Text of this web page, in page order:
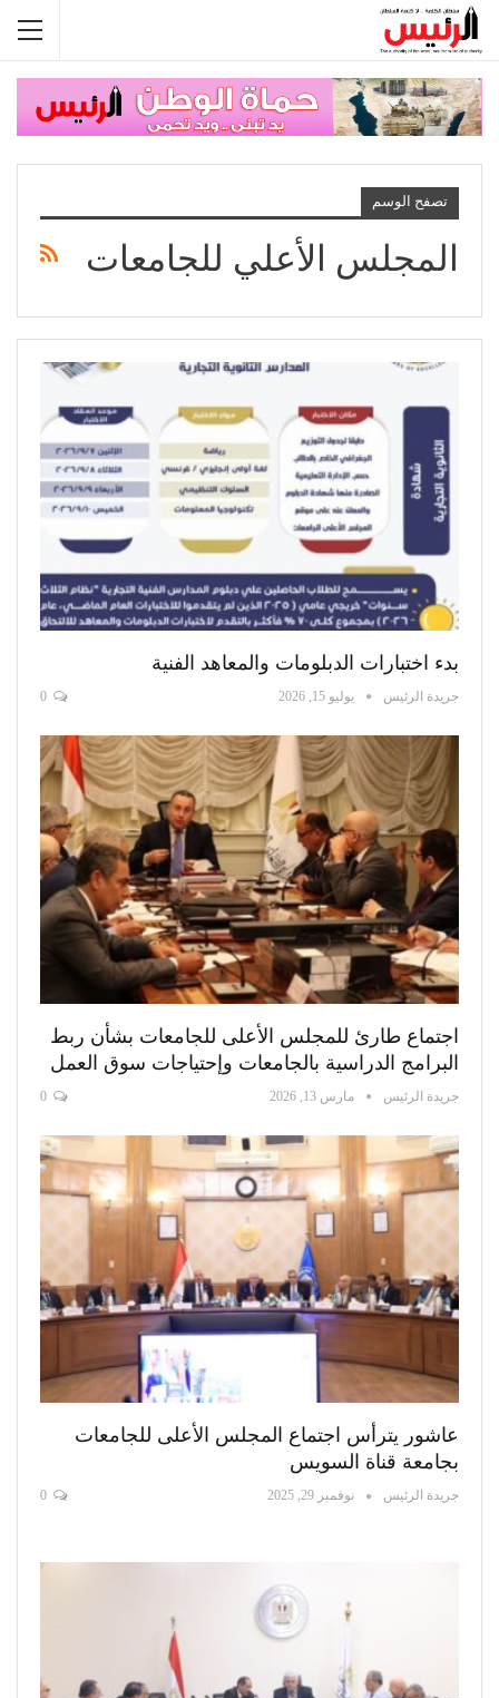
تصفح الوسم
المجلس الأعلي للجامعات
بدء اختبارات الدبلومات والمعاهد الفنية
جريدة الرئيس يوليو 15, 2026
اجتماع طارئ للمجلس الأعلى للجامعات بشأن ربط
البرامج الدراسية بالجامعات وإحتياجات سوق العمل
جريدة الرئيس مارس 13, 2026
عاشور يترأس اجتماع المجلس الأعلى للجامعات
بجامعة قناة السويس
جريدة الرئيس نوفمبر 29, 2025